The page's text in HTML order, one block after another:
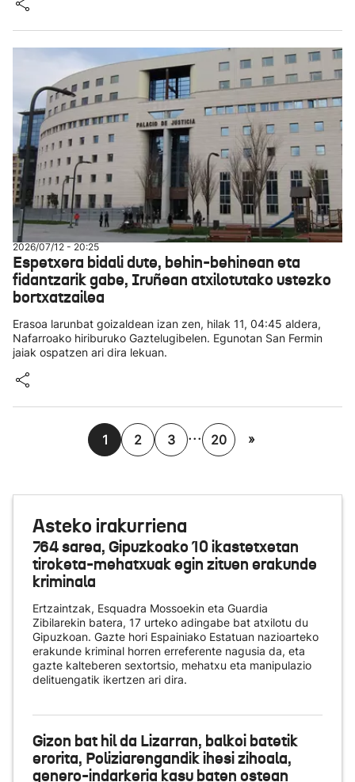
2026/07/12 - 20:25
Espetxera bidali dute, behin-behinean eta
fidantzarik gabe, Iruñean atxilotutako ustezko
bortxatzailea
Erasoa larunbat goizaldean izan zen, hilak 11, 04:45 aldera,
Nafarroako hiriburuko Gaztelugibelen. Egunotan San Fermin
jaiak ospatzen ari dira lekuan.
1 2 3 ... 20 »
Asteko irakurriena
764 sarea, Gipuzkoako 10 ikastetxetan
tiroketa-mehatxuak egin zituen erakunde
kriminala
Ertzaintzak, Esquadra Mossoekin eta Guardia
Zibilarekin batera, 17 urteko adingabe bat atxilotu du
Gipuzkoan. Gazte hori Espainiako Estatuan nazioarteko
erakunde kriminal horren erreferente nagusia da, eta
gazte kalteberen sextortsio, mehatxu eta manipulazio
delituengatik ikertzen ari dira.
Gizon bat hil da Lizarran, balkoi batetik
erorita, Poliziarengandik ihesi zihoala,
genero-indarkeria kasu baten ostean